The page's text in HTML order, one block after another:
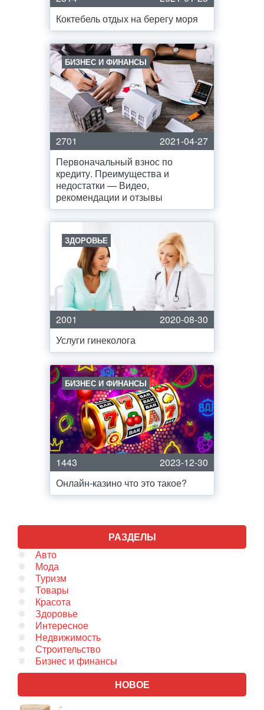
Коктебель отдых на берегу моря
БИЗНЕС И ФИНАНСЫ
2701
2021-04-27
Первоначальный взнос по
кредиту. Преимущества и
недостатки — Видео,
рекомендации и отзывы
ЗДОРОВЬЕ
2001
2020-08-30
Услуги гинеколога
БИЗНЕС И ФИНАНСЫ
1443
2023-12-30
Онлайн-казино что это такое?
РАЗДЕЛЫ
Авто
Мода
Туризм
Товары
Красота
Здоровье
Интересное
Недвижимость
Строительство
Бизнес и финансы
НОВОЕ